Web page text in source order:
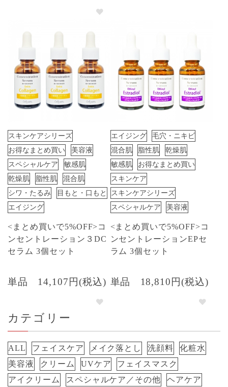
スキンケアシリーズ
お得なまとめ買い
美容液
スペシャルケア
敏感肌
乾燥肌
脂性肌
混合肌
シワ・たるみ
目もと・口もと
エイジング
<まとめ買いで5%OFF>コ
ンセントレーション３DC
セラム 3個セット
単品 14,107円(税込)
エイジング
毛穴・ニキビ
混合肌
脂性肌
乾燥肌
敏感肌
お得なまとめ買い
スキンケア
スキンケアシリーズ
スペシャルケア
美容液
<まとめ買いで5%OFF>コ
ンセントレーションEPセ
ラム 3個セット
単品 18,810円(税込)
カテゴリー
ALL フェイスケア メイク落とし 洗顔料
化粧水
美容液
クリーム UVケア
フェイスマスク
アイクリーム
スペシャルケア／その他
ヘアケア